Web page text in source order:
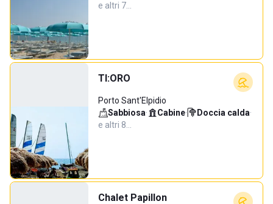
e altri 7…
TI:ORO
Porto Sant'Elpidio
Sabbiosa· Cabine· Doccia calda·
e altri 8…
Chalet Papillon